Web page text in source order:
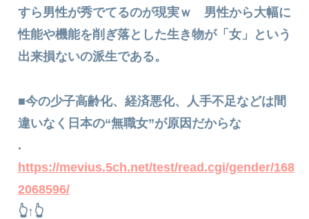
すら男性が秀でてるのが現実ｗ 男性から大幅に
性能や機能を削ぎ落とした生き物が「女」という
出来損ないの派生である。
■今の少子高齢化、経済悪化、人手不足などは間
違いなく日本の“無職女”が原因だからな
.
https://mevius.5ch.net/test/read.cgi/gender/168
2068596/
👆↑👆